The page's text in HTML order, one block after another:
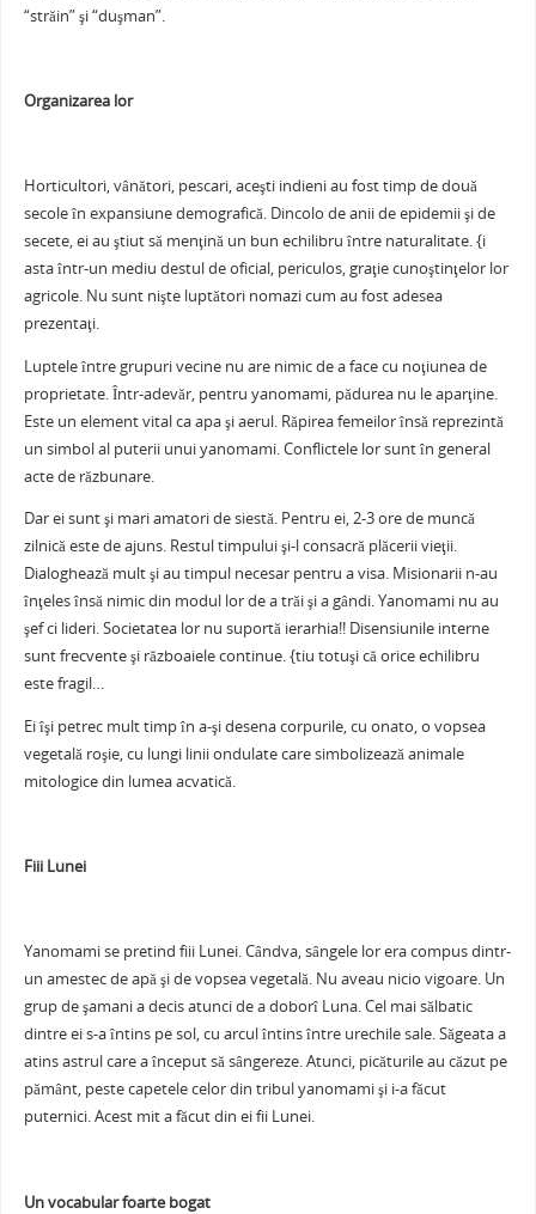
“străin” şi “duşman”.
Organizarea lor
Horticultori, vânători, pescari, aceşti indieni au fost timp de două
secole în expansiune demografică. Dincolo de anii de epidemii şi de
secete, ei au ştiut să menţină un bun echilibru între naturalitate. {i
asta într-un mediu destul de oficial, periculos, graţie cunoştinţelor lor
agricole. Nu sunt nişte luptători nomazi cum au fost adesea
prezentaţi.
Luptele între grupuri vecine nu are nimic de a face cu noţiunea de
proprietate. Într-adevăr, pentru yanomami, pădurea nu le aparţine.
Este un element vital ca apa şi aerul. Răpirea femeilor însă reprezintă
un simbol al puterii unui yanomami. Conflictele lor sunt în general
acte de răzbunare.
Dar ei sunt şi mari amatori de siestă. Pentru ei, 2-3 ore de muncă
zilnică este de ajuns. Restul timpului şi-l consacră plăcerii vieţii.
Dialoghează mult şi au timpul necesar pentru a visa. Misionarii n-au
înţeles însă nimic din modul lor de a trăi şi a gândi. Yanomami nu au
şef ci lideri. Societatea lor nu suportă ierarhia!! Disensiunile interne
sunt frecvente şi războaiele continue. {tiu totuşi că orice echilibru
este fragil…
Ei îşi petrec mult timp în a-şi desena corpurile, cu onato, o vopsea
vegetală roşie, cu lungi linii ondulate care simbolizează animale
mitologice din lumea acvatică.
Fiii Lunei
Yanomami se pretind fiii Lunei. Cândva, sângele lor era compus dintr-
un amestec de apă şi de vopsea vegetală. Nu aveau nicio vigoare. Un
grup de şamani a decis atunci de a doborî Luna. Cel mai sălbatic
dintre ei s-a întins pe sol, cu arcul întins între urechile sale. Săgeata a
atins astrul care a început să sângereze. Atunci, picăturile au căzut pe
pământ, peste capetele celor din tribul yanomami şi i-a făcut
puternici. Acest mit a făcut din ei fii Lunei.
Un vocabular foarte bogat